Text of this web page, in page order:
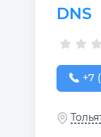
DNS
+7+7